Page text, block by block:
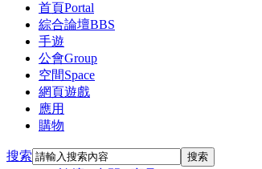
首頁Portal
綜合論壇BBS
手遊
公會Group
空間Space
網頁遊戲
應用
購物
搜索 搜索